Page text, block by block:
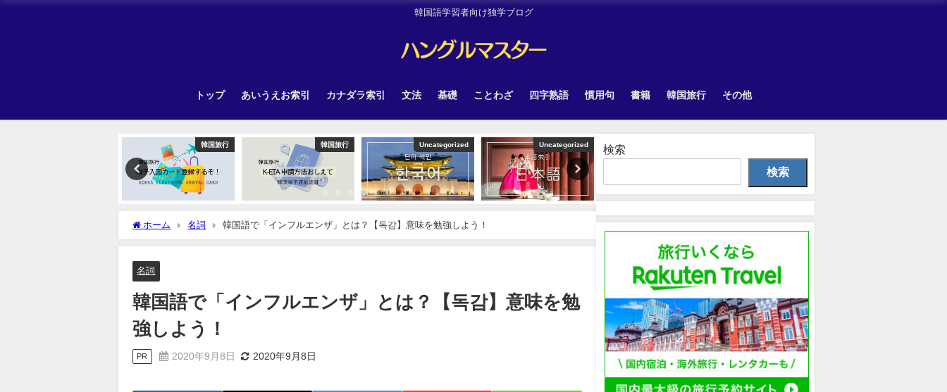
韓国語学習者向け独学ブログ
トップ あいうえお索引 カナダラ索引 文法 基礎 ことわざ 四字熟語 慣用句 書籍 韓国旅行 その他
韓国旅行 韓国旅行 Uncategorized Uncategorized
ホーム 名詞 韓国語で「インフルエンザ」とは？【독감】意味を勉強しよう！
名詞
韓国語で「インフルエンザ」とは？【독감】意味を勉
強しよう！
PR 2020年9月8日 2020年9月8日
検索
検索